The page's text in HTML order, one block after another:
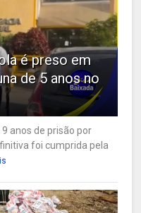
é preso em
de 5 anos no
anos de prisão por
foi cumprida pela